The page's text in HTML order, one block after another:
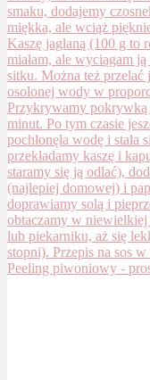
Peeling piwoniowy -